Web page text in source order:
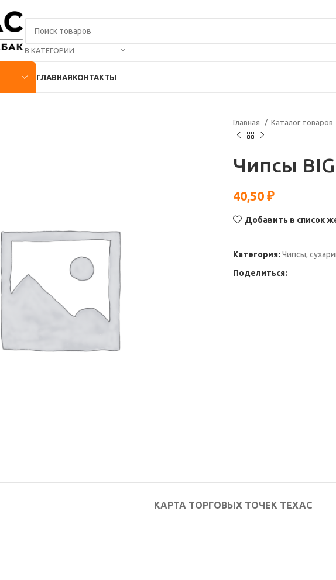
В КАТЕГОРИИ
ГЛАВНАЯКОНТАКТЫ
Главная Каталог товаров
Чипсы
40,50 ₽
Добавить в список
Категория: Чипсы,
Поделиться:
КАРТА ТОРГОВЫХ ТОЧЕК ТЕХАС